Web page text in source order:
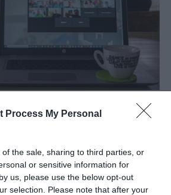
Process My Personal
the sale, sharing to third parties, or
or sensitive information for
us, please use the below opt-out
selection. Please note that after your
εργασία μειώνει
επιχειρήσεις